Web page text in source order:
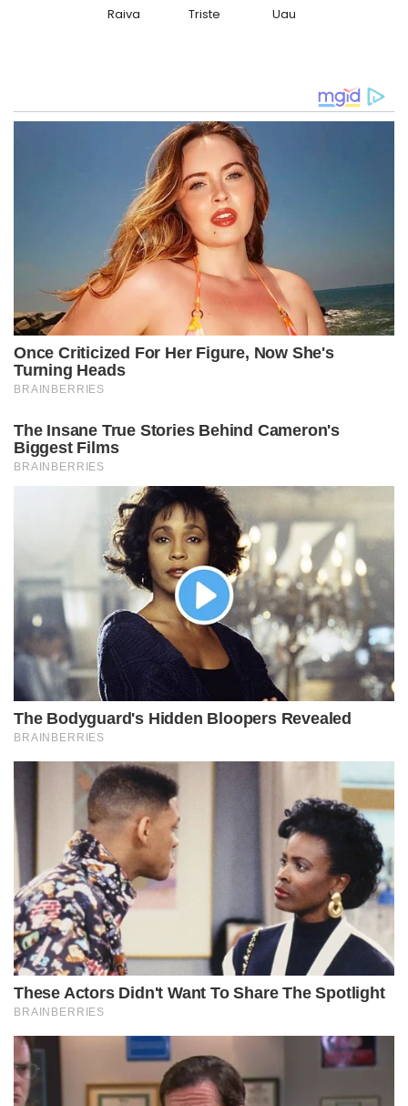
Raiva Triste Uau